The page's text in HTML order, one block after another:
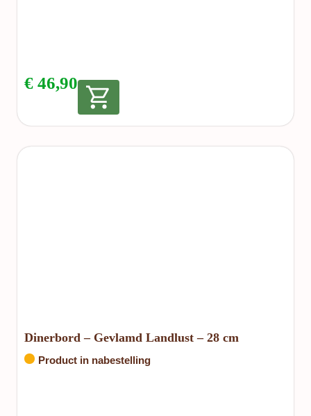
€ 46,90
Dinerbord – Gevlamd Landlust – 28 cm
Product in nabestelling